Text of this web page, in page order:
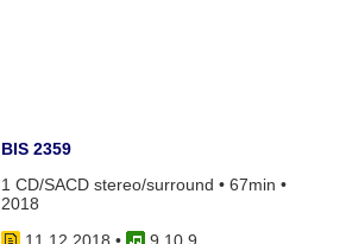
BIS 2359
1 CD/SACD stereo/surround • 67min •
2018
11.12.2018 •
9 10 9